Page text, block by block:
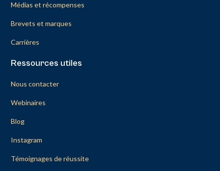
Médias et récompenses
Brevets et marques
Carrières
Ressources utiles
Nous contacter
Webinaires
Blog
Instagram
Témoignages de réussite